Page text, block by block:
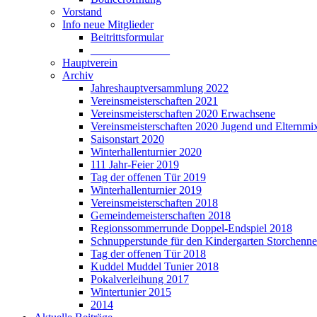
Vorstand
Info neue Mitglieder
Beitrittsformular
Hauptverein
Archiv
Jahreshauptversammlung 2022
Vereinsmeisterschaften 2021
Vereinsmeisterschaften 2020 Erwachsene
Vereinsmeisterschaften 2020 Jugend und
Saisonstart 2020
Winterhallenturnier 2020
111 Jahr-Feier 2019
Tag der offenen Tür 2019
Winterhallenturnier 2019
Vereinsmeisterschaften 2018
Gemeindemeisterschaften 2018
Regionssommerrunde Doppel-Endspiel 2018
Schnupperstunde für den Kindergarten
Tag der offenen Tür 2018
Kuddel Muddel Tunier 2018
Pokalverleihung 2017
Wintertunier 2015
2014